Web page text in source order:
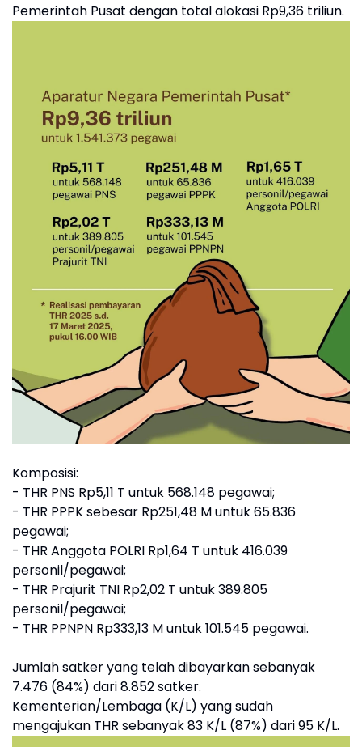
Pemerintah Pusat dengan total alokasi Rp9,36 triliun.
Komposisi:
- THR PNS Rp5,11 T untuk 568.148 pegawai;
- THR PPPK sebesar Rp251,48 M untuk 65.836
pegawai;
- THR Anggota POLRI Rp1,64 T untuk 416.039
personil/pegawai;
- THR Prajurit TNI Rp2,02 T untuk 389.805
personil/pegawai;
- THR PPNPN Rp333,13 M untuk 101.545 pegawai.
Jumlah satker yang telah dibayarkan sebanyak
7.476 (84%) dari 8.852 satker.
Kementerian/Lembaga (K/L) yang sudah
mengajukan THR sebanyak 83 K/L (87%) dari 95 K/L.